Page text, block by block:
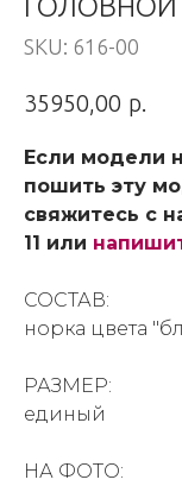
ГОЛОВНОЙ
SKU: 616-00
35950,00 р.
Если модели
пошить эту
свяжитесь с
11 или
СОСТАВ:
норка цвета
РАЗМЕР:
единый
НА ФОТО: